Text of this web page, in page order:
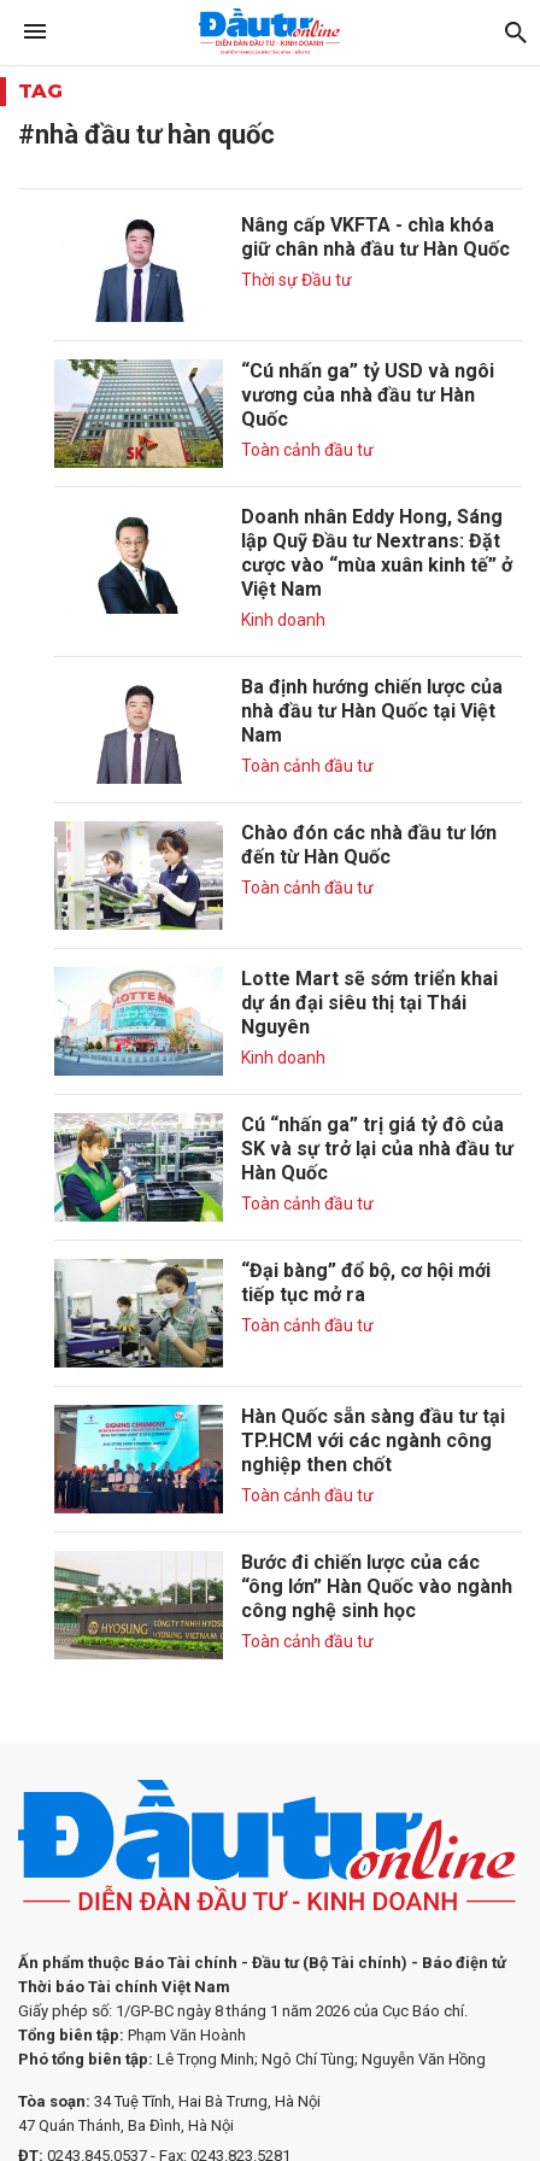
TAG
#nhà đầu tư hàn quốc
Nâng cấp VKFTA - chìa khóa
giữ chân nhà đầu tư Hàn Quốc
Thời sự Đầu tư
“Cú nhấn ga” tỷ USD và ngôi
vương của nhà đầu tư Hàn
Quốc
Toàn cảnh đầu tư
Doanh nhân Eddy Hong, Sáng
lập Quỹ Đầu tư Nextrans: Đặt
cược vào “mùa xuân kinh tế” ở
Việt Nam
Kinh doanh
Ba định hướng chiến lược của
nhà đầu tư Hàn Quốc tại Việt
Nam
Toàn cảnh đầu tư
Chào đón các nhà đầu tư lớn
đến từ Hàn Quốc
Toàn cảnh đầu tư
Lotte Mart sẽ sớm triển khai
dự án đại siêu thị tại Thái
Nguyên
Kinh doanh
Cú “nhấn ga” trị giá tỷ đô của
SK và sự trở lại của nhà đầu tư
Hàn Quốc
Toàn cảnh đầu tư
“Đại bàng” đổ bộ, cơ hội mới
tiếp tục mở ra
Toàn cảnh đầu tư
Hàn Quốc sẵn sàng đầu tư tại
TP.HCM với các ngành công
nghiệp then chốt
Toàn cảnh đầu tư
Bước đi chiến lược của các
“ông lớn” Hàn Quốc vào ngành
công nghệ sinh học
Toàn cảnh đầu tư
Ấn phẩm thuộc Báo Tài chính - Đầu tư (Bộ Tài chính) - Báo điện tử
Thời báo Tài chính Việt Nam
Giấy phép số: 1/GP-BC ngày 8 tháng 1 năm 2026 của Cục Báo chí.
Tổng biên tập: Phạm Văn Hoành
Phó tổng biên tập: Lê Trọng Minh; Ngô Chí Tùng; Nguyễn Văn Hồng
Tòa soạn: 34 Tuệ Tĩnh, Hai Bà Trưng, Hà Nội
47 Quán Thánh, Ba Đình, Hà Nội
ĐT: 0243.845.0537 - Fax: 0243.823.5281